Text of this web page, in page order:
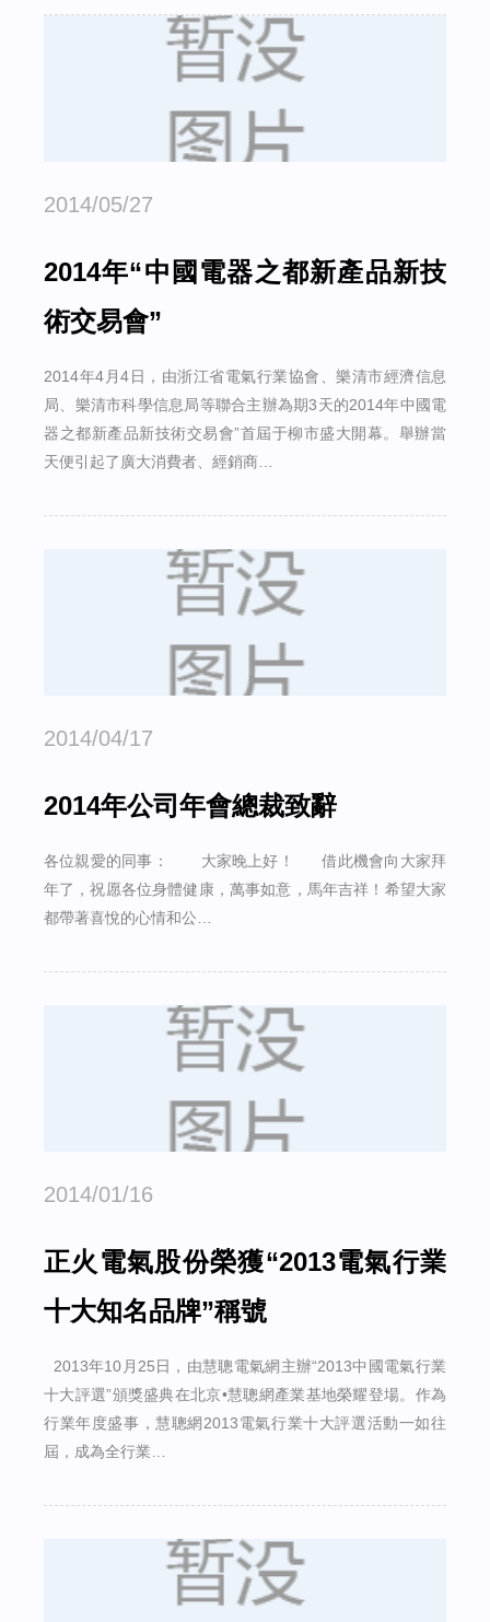
2014/05/27
2014年“中國電器之都新產品新技
術交易會”
2014年4月4日，由浙江省電氣行業協會、樂清市經濟信息
局、樂清市科學信息局等聯合主辦為期3天的2014年中國電
器之都新產品新技術交易會”首屆于柳市盛大開幕。舉辦當
天便引起了廣大消費者、經銷商…
2014/04/17
2014年公司年會總裁致辭
各位親愛的同事： 大家晚上好！ 借此機會向大家拜
年了，祝愿各位身體健康，萬事如意，馬年吉祥！希望大家
都帶著喜悅的心情和公…
2014/01/16
正火電氣股份榮獲“2013電氣行業
十大知名品牌”稱號
2013年10月25日，由慧聰電氣網主辦“2013中國電氣行業
十大評選”頒獎盛典在北京•慧聰網產業基地榮耀登場。作為
行業年度盛事，慧聰網2013電氣行業十大評選活動一如往
屆，成為全行業…